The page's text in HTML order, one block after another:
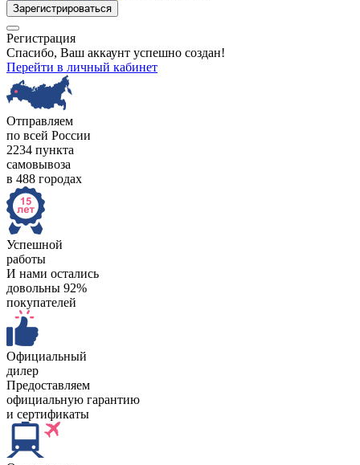
Зарегистрироваться
Регистрация
Спасибо, Ваш аккаунт успешно создан!
Перейти в личный кабинет
Отправляем
по всей России
2234 пункта
самовывоза
в 488 городах
Успешной
работы
И нами остались
довольны 92%
покупателей
Официальный
дилер
Предоставляем
официальную гарантию
и сертификаты